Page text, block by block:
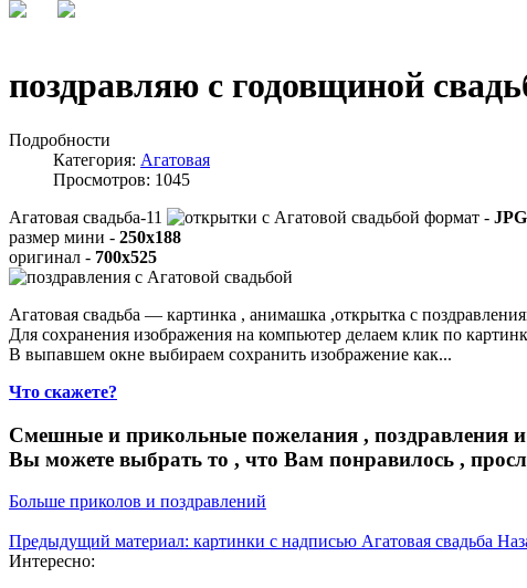
поздравляю с годовщиной
Подробности
Категория: Агатовая
Просмотров: 1045
Агатовая свадьба-11
формат - JPG
размер мини - 250x188
оригинал - 700x525
Агатовая свадьба — картинка , анимашка ,открытка с
Для сохранения изображения на компьютер делаем клик по
В выпавшем окне выбираем сохранить изображение как...
Что скажете?
Смешные и прикольные пожелания , поздравления
Вы можете выбрать то , что Вам понравилось ,
Больше приколов и поздравлений
Предыдущий материал: картинки с надписью Агатовая свадьба
Интересно: